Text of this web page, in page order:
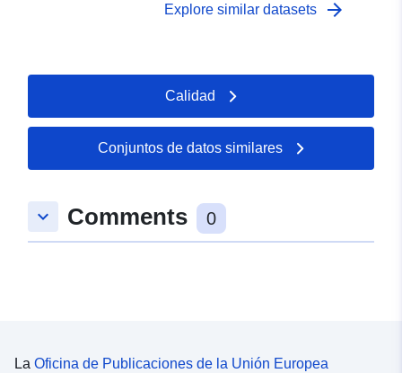
Explore similar datasets arrow_forward
Calidad
Conjuntos de datos similares
keyboard_arrow_down Comments 0
La Oficina de Publicaciones de la Unión Europea